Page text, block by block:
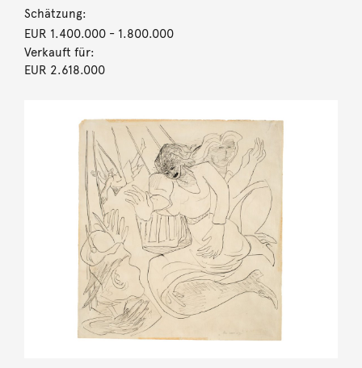
Schätzung:
EUR 1.400.000- 1.800.000
Verkauft für:
EUR 2.618.000